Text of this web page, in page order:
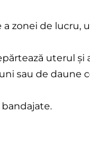
zonei de
uterul
sau de daune